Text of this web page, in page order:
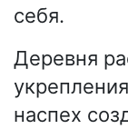
себя.
Деревня
наспех